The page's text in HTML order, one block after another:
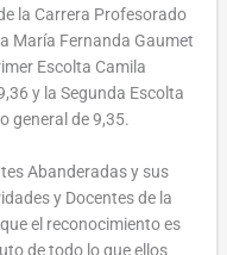
la Carrera Profesorado
María Fernanda Gaumet
Escolta Camila
y la Segunda Escolta
general de 9,35.
Abanderadas y sus
y Docentes de la
el reconocimiento es
de todo lo que ellos